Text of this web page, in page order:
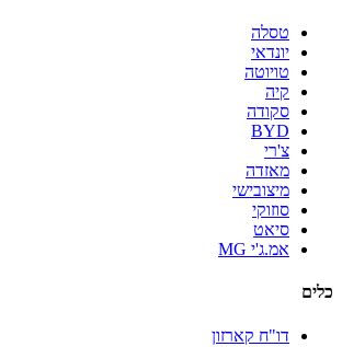
טסלה
יונדאי
טויוטה
קיה
סקודה
BYD
צ'רי
מאזדה
מיצובישי
סוזוקי
סיאט
אמ.ג'י MG
כלים
דו"ח קארזון